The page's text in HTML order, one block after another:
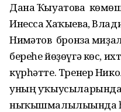
Дана Ҡыуатова
Инесса Хаҡыева,
Ниғмәтов бронза
береһе йөҙөүгә көс,
күрһәтте. Тренер
уның
ныҡышмалылығында